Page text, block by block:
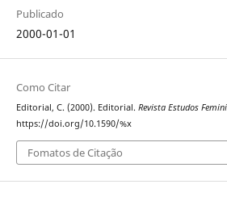
Publicado
2000-01-01
Como Citar
Editorial, C. (2000). Editorial. Revista Estudos
https://doi.org/10.1590/%x
Fomatos de Citação